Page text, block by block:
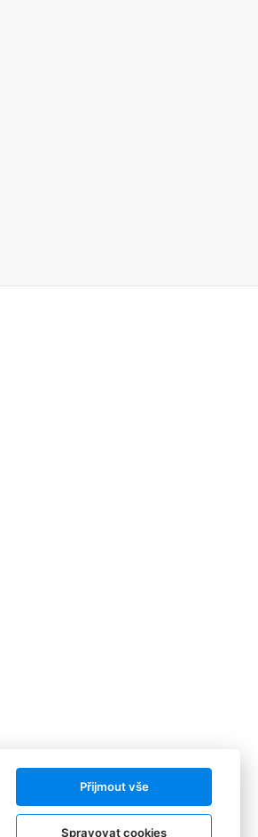
Sledujte nás:
Přijmout vše
Spravovat cookies